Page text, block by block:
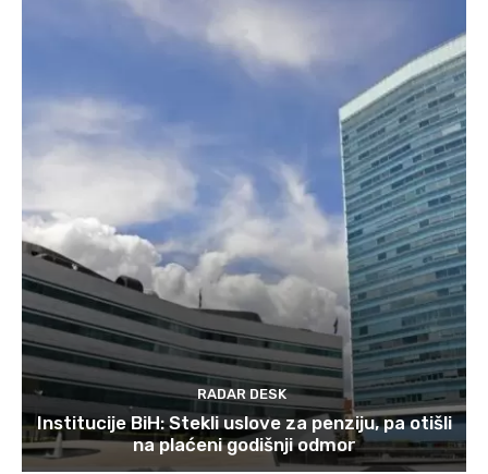
RADAR DESK
Institucije BiH: Stekli uslove za penziju, pa otišli
na plaćeni godišnji odmor